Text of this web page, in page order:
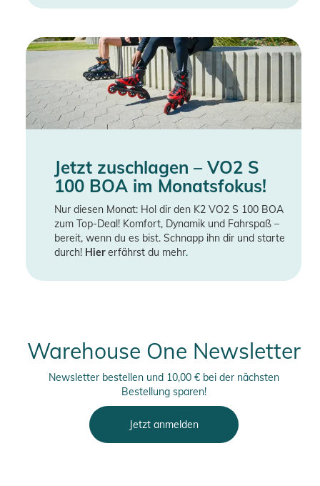
Jetzt zuschlagen – VO2 S
100 BOA im Monatsfokus!
Nur diesen Monat: Hol dir den K2 VO2 S 100 BOA
zum Top-Deal! Komfort, Dynamik und Fahrspaß –
bereit, wenn du es bist. Schnapp ihn dir und starte
durch! Hiererfährst du mehr.
Warehouse One Newsletter
Newsletter bestellen und 10,00 € bei der nächsten
Bestellung sparen!
Jetzt anmelden